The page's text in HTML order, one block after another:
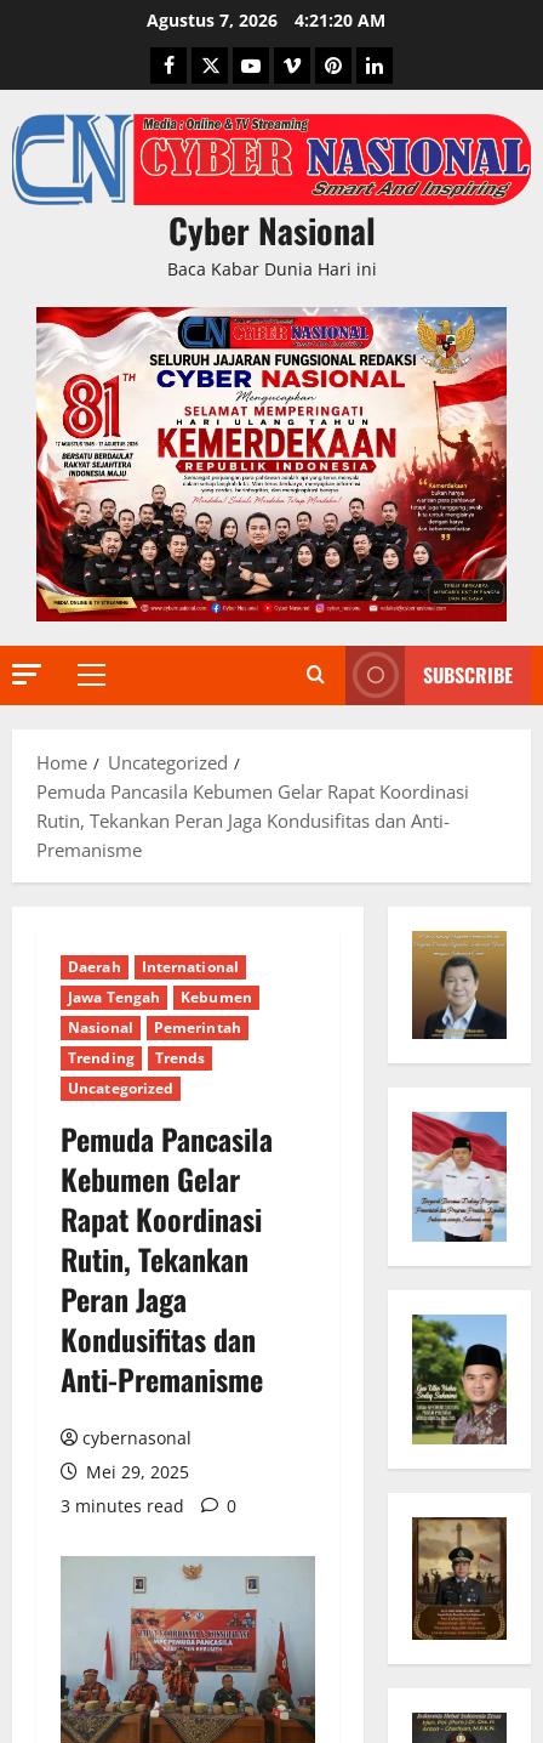
Agustus 7, 2026 4:21:22 AM
Facebook
TwitterYoutubeVimeoPinterestLinkedIn
Cyber Nasional
Baca Kabar Dunia Hari ini
Primary
SUBSCRIBE
Home
Uncategorized
Pemuda Pancasila Kebumen Gelar Rapat Koordinasi
Rutin, Tekankan Peran Jaga Kondusifitas dan Anti-
Premanisme
Daerah
International
Jawa Tengah
Kebumen
Nasional
Pemerintah
Trending
Trends
Uncategorized
Pemuda Pancasila
Kebumen Gelar
Rapat Koordinasi
Rutin, Tekankan
Peran Jaga
Kondusifitas dan
Anti-Premanisme
cybernasonal
Mei 29, 2025
3 minutes read
0